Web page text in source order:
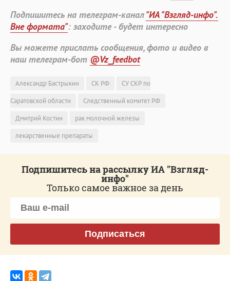
Подпишитесь на телеграм-канал"ИА "Взгляд-инфо".
Вне формата": заходите - будет интересно
Вы можете прислать сообщения, фото и видео в
наш телеграм-бот @Vz_feedbot
Александр Бастрыкин СК РФ
СУ СКР по
Саратовской области
Следственный комитет РФ
Дмитрий Костин
рак молочной железы
лекарственные препараты
Подпишитесь на рассылку ИА "Взгляд-
инфо"
Только самое важное за день
Подписаться